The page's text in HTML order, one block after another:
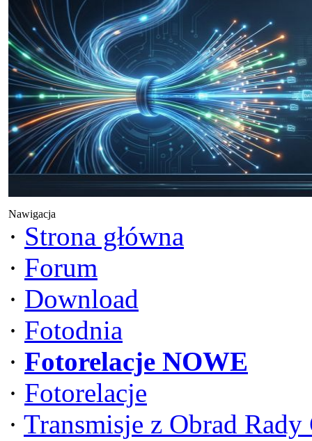
Nawigacja
· Strona główna
· Forum
· Download
· Fotodnia
· Fotorelacje NOWE
· Fotorelacje
· Transmisje z Obrad